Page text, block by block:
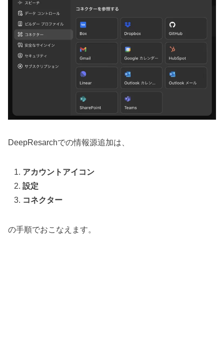
DeepResarchでの情報源追加は、
アカウントアイコン
設定
コネクター
の手順でおこなえます。